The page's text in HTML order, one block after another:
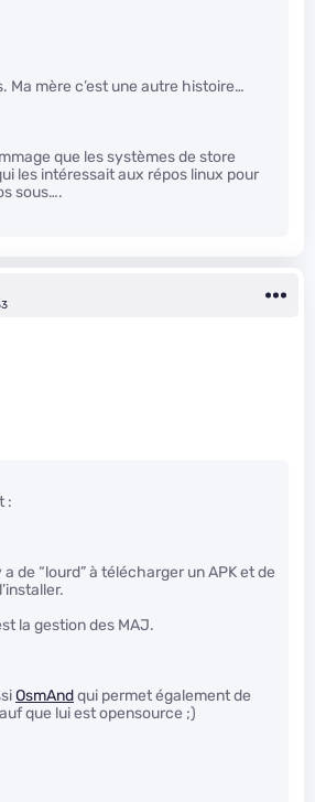
Ma mère c’est une autre histoire…
que les systèmes de store
les intéressait aux répos linux pour
sous….
:
a de “lourd” à télécharger un APK et de
la gestion des MAJ.
OsmAndqui permet également de
que lui est opensource ;)